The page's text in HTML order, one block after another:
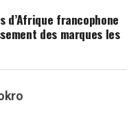
d’Afrique francophone
des marques les